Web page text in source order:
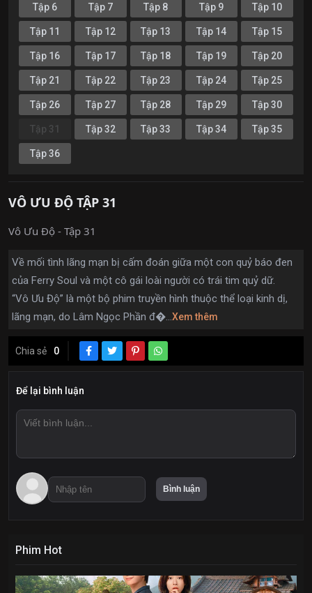
Tập 6 Tập 7 Tập 8 Tập 9 Tập 10
Tập 11 Tập 12 Tập 13 Tập 14 Tập 15
Tập 16 Tập 17 Tập 18 Tập 19 Tập 20
Tập 21 Tập 22 Tập 23 Tập 24 Tập 25
Tập 26 Tập 27 Tập 28 Tập 29 Tập 30
Tập 31 Tập 32 Tập 33 Tập 34 Tập 35
Tập 36
VÔ ƯU ĐỘ TẬP 31
Vô Ưu Độ - Tập 31
Về mối tình lãng mạn bị cấm đoán giữa một con quỷ báo đen
của Ferry Soul và một cô gái loài người có trái tim quỷ dữ.
“Vô Ưu Độ” là một bộ phim truyền hình thuộc thể loại kinh dị,
lãng mạn, do Lâm Ngọc Phần đ�...Xem thêm
Chia sẻ 0
Để lại bình luận
Phim Hot